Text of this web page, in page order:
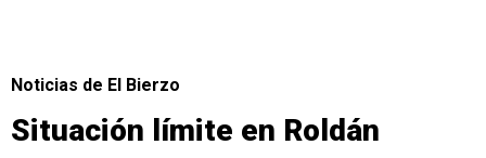
Noticias de El Bierzo
Situación límite en Roldán